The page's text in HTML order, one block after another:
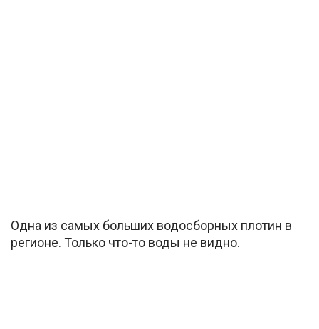
Одна из самых больших водосборных плотин в
регионе. Только что-то воды не видно.